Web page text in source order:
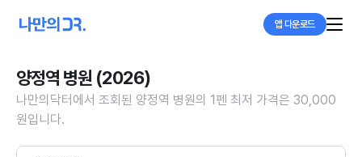
앱 다운로드
양정역 병원 (2026)
나만의닥터에서 조회된 양정역 병원의 1펜 최저 가격은 30,000
원입니다.